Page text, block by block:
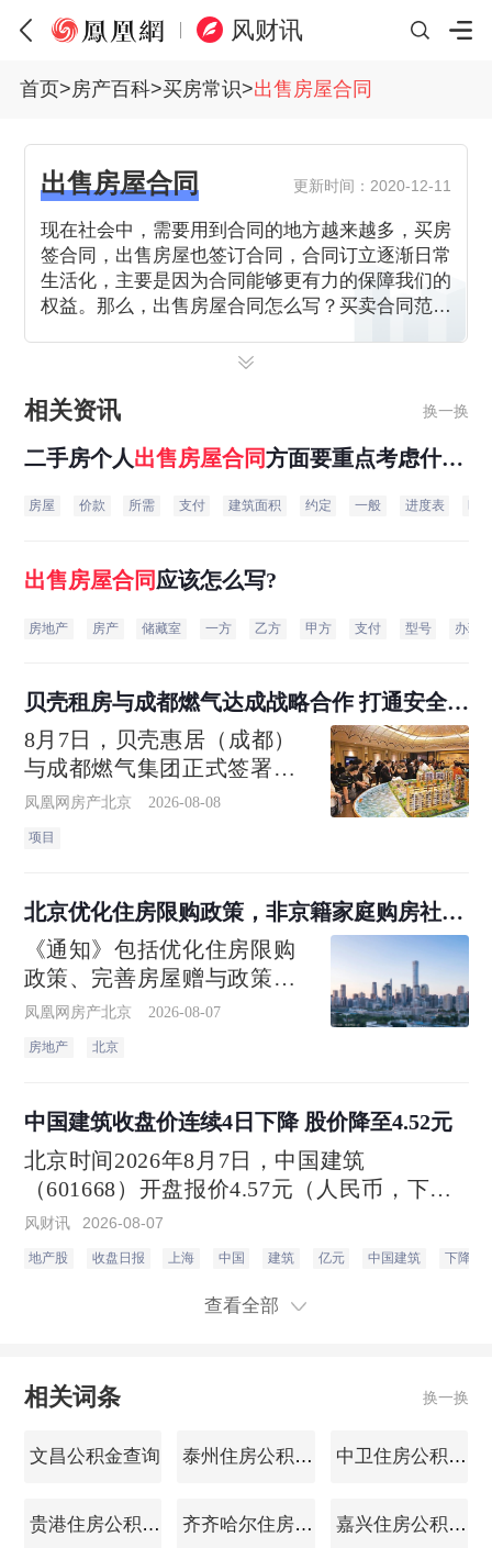
风财讯
首页>房产百科>买房常识>出售房屋合同
出售房屋合同 更新时间：2020-12-11
现在社会中，需要用到合同的地方越来越多，买房
签合同，出售房屋也签订合同，合同订立逐渐日常
生活化，主要是因为合同能够更有力的保障我们的
权益。那么，出售房屋合同怎么写？买卖合同范本
相关资讯 换一换
二手房个人出售房屋合同方面要重点考虑什
房屋 价款 所需 支付 建筑面积 约定 一般 进度表
出售房屋合同应该怎么写?
房地产 房产 储藏室 一方 乙方 甲方 支付 型号 办理
贝壳租房与成都燃气达成战略合作 打通安全巡
检“最后一米”
8月7日，贝壳惠居（成都）
与成都燃气集团正式签署全
面战略合作协议。作为四川
万级规模的省心租在管房
源，围绕燃气安全检查、隐
患协同整改、智能报
凤凰网房产北京 2026-08-08
项目
北京优化住房限购政策，非京籍家庭购房社保
个税缴纳年限下调为一年
《通知》包括优化住房限购
政策、完善房屋赠与政策、
加大住房公积金支持力度3个
方面7项政策措施。
凤凰网房产北京 2026-08-07
房地产 北京
中国建筑收盘价连续4日下降 股价降至4.52元
北京时间2026年8月7日，中国建筑
（601668）开盘报价4.57元（人民币，下
同），收盘于4.52元，相比上一个交易日的
收盘价4.57元，下跌1.09%。当日最高价4.57
市值1867.68亿元。
风财讯 2026-08-07
地产股 收盘日报 上海 中国 建筑 亿元 中国建筑 下降
查看全部
相关词条 换一换
文昌公积金查询 泰州住房公积金查询 中卫住房公积金查询
贵港住房公积金查询 齐齐哈尔住房公积金查询 嘉兴住房公积金查询